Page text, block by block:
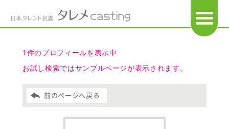
1件のプロフィールを表示中
お試し検索ではサンプルページが表示されます。
前のページへ戻る